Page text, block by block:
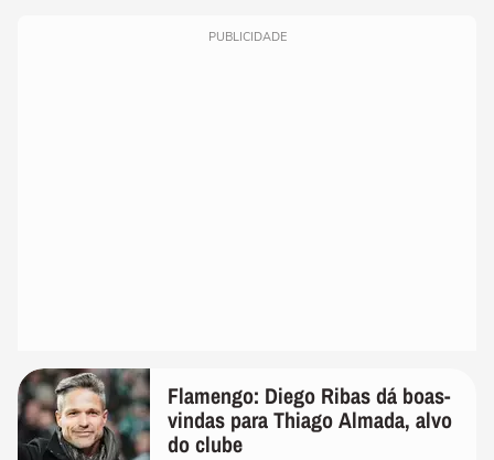
PUBLICIDADE
Flamengo: Diego Ribas dá boas-
vindas para Thiago Almada, alvo
do clube